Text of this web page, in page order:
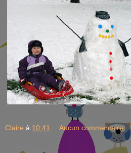
Claire à 10:41 Aucun commentaire: